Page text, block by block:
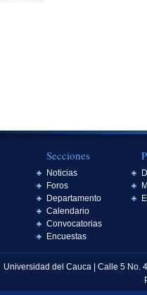
Secciones
Noticias
Foros
Departamento
Calendario
Convocatorias
Encuestas
Universidad del Cauca | Calle 5 No.